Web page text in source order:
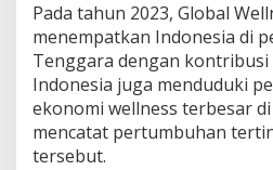
Pada tahun 2023, Global
menempatkan Indonesia di
Tenggara dengan kontribusi
Indonesia juga menduduki
ekonomi wellness terbesar di
mencatat pertumbuhan
tersebut.